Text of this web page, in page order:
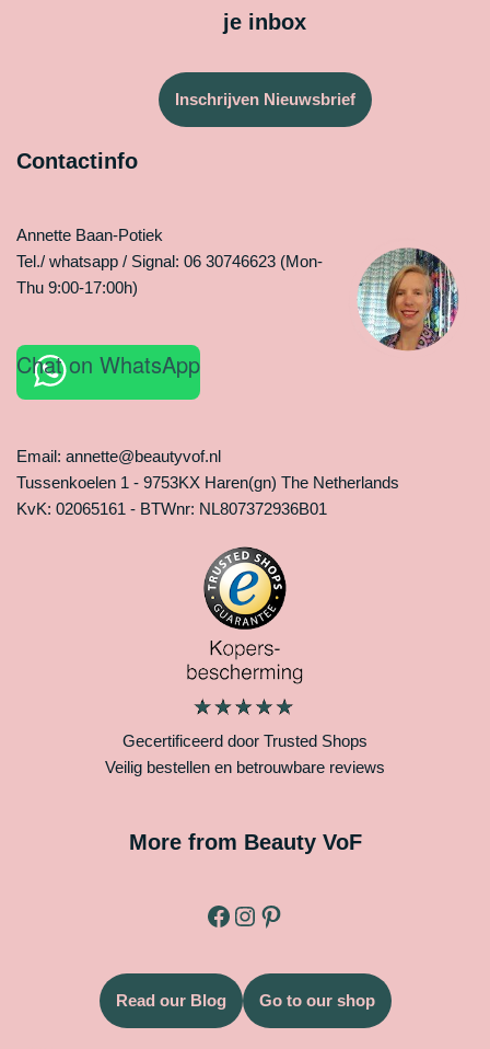
je inbox
Inschrijven Nieuwsbrief
Contactinfo
Annette Baan-Potiek
Tel./ whatsapp / Signal: 06 30746623 (Mon-
Thu 9:00-17:00h)
Chat on WhatsApp
Email: annette@beautyvof.nl
Tussenkoelen 1 - 9753KX Haren(gn) The Netherlands
KvK: 02065161 - BTWnr: NL807372936B01
Gecertificeerd door Trusted Shops
Veilig bestellen en betrouwbare reviews
More from Beauty VoF
Read our Blog Go to our shop